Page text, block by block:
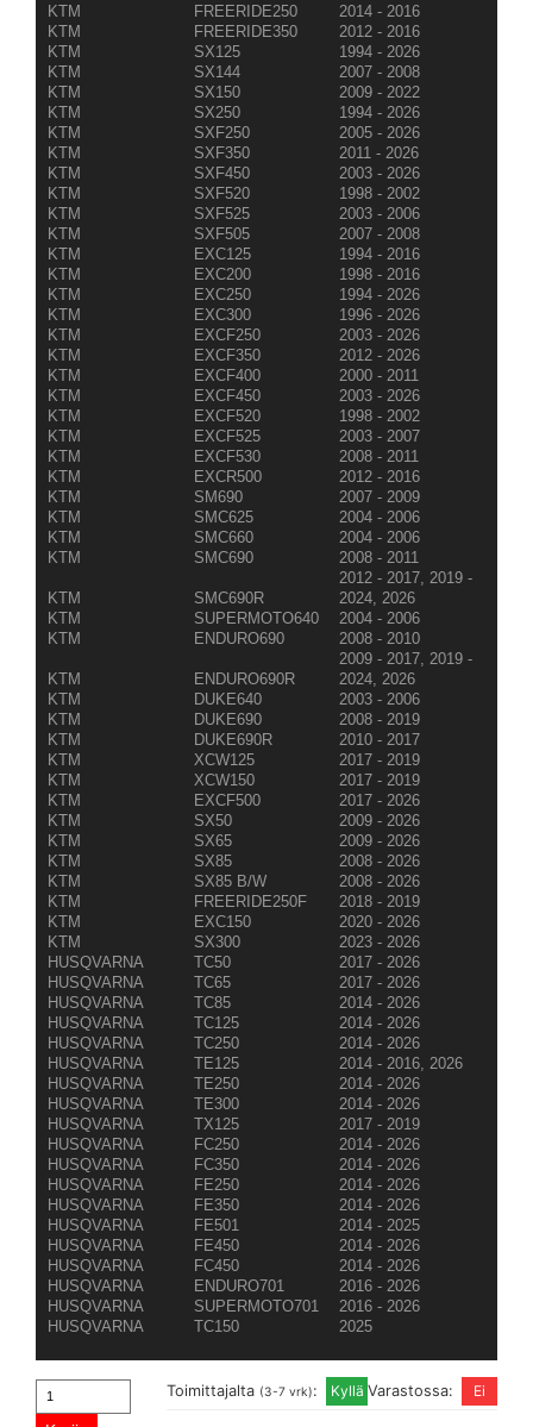
KTM
FREERIDE250
2014 - 2016
KTM
FREERIDE350
2012 - 2016
KTM
SX125
1994 - 2026
KTM
SX144
2007 - 2008
KTM
SX150
2009 - 2022
KTM
SX250
1994 - 2026
KTM
SXF250
2005 - 2026
KTM
SXF350
2011 - 2026
KTM
SXF450
2003 - 2026
KTM
SXF520
1998 - 2002
KTM
SXF525
2003 - 2006
KTM
SXF505
2007 - 2008
KTM
EXC125
1994 - 2016
KTM
EXC200
1998 - 2016
KTM
EXC250
1994 - 2026
KTM
EXC300
1996 - 2026
KTM
EXCF250
2003 - 2026
KTM
EXCF350
2012 - 2026
KTM
EXCF400
2000 - 2011
KTM
EXCF450
2003 - 2026
KTM
EXCF520
1998 - 2002
KTM
EXCF525
2003 - 2007
KTM
EXCF530
2008 - 2011
KTM
EXCR500
2012 - 2016
KTM
SM690
2007 - 2009
KTM
SMC625
2004 - 2006
KTM
SMC660
2004 - 2006
KTM
SMC690 2008 - 2011
KTM SMC690R
2012 - 2017, 2019 -
2024, 2026
KTM
SUPERMOTO640
2004 - 2006
KTM
ENDURO690 2008 - 2010
KTM ENDURO690R
2009 - 2017, 2019 -
2024, 2026
KTM
DUKE640
2003 - 2006
KTM
DUKE690
2008 - 2019
KTM
DUKE690R
2010 - 2017
KTM
XCW125
2017 - 2019
KTM
XCW150
2017 - 2019
KTM
EXCF500
2017 - 2026
KTM
SX50
2009 - 2026
KTM
SX65
2009 - 2026
KTM
SX85
2008 - 2026
KTM
SX85 B/W
2008 - 2026
KTM
FREERIDE250F
2018 - 2019
KTM
EXC150
2020 - 2026
KTM
SX300
2023 - 2026
HUSQVARNA
TC50
2017 - 2026
HUSQVARNA
TC65
2017 - 2026
HUSQVARNA
TC85
2014 - 2026
HUSQVARNA
TC125
2014 - 2026
HUSQVARNA
TC250
2014 - 2026
HUSQVARNA
TE125
2014 - 2016, 2026
HUSQVARNA
TE250
2014 - 2026
HUSQVARNA
TE300
2014 - 2026
HUSQVARNA
TX125
2017 - 2019
HUSQVARNA
FC250
2014 - 2026
HUSQVARNA
FC350
2014 - 2026
HUSQVARNA
FE250
2014 - 2026
HUSQVARNA
FE350
2014 - 2026
HUSQVARNA
FE501
2014 - 2025
HUSQVARNA
FE450
2014 - 2026
HUSQVARNA
FC450
2014 - 2026
HUSQVARNA
ENDURO701
2016 - 2026
HUSQVARNA
SUPERMOTO701
2016 - 2026
HUSQVARNA
TC150 2025
Varastossa:
Toimittajalta (3-7 vrk):